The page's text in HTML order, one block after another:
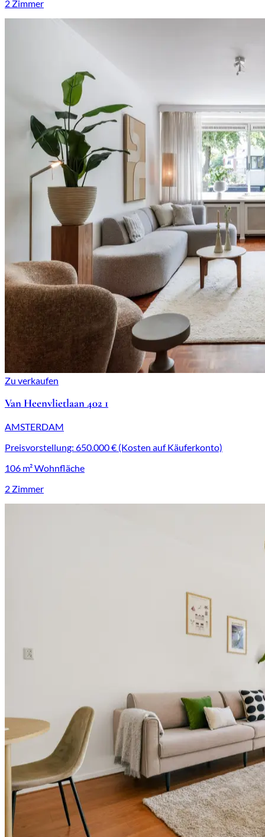
2 Zimmer
Zu verkaufen
Van Heenvlietlaan 402 1
AMSTERDAM
Preisvorstellung: 650.000 € (Kosten auf Käuferkonto)
106 m² Wohnfläche
2 Zimmer